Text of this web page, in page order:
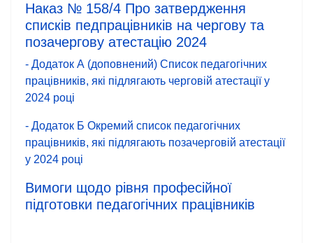
Наказ № 158/4 Про затвердження
списків педпрацівників на чергову та
позачергову атестацію 2024
- Додаток А (доповнений) Список педагогічних
працівників, які підлягають черговій атестації у
2024 році
- Додаток Б Окремий список педагогічних
працівників, які підлягають позачерговій атестації
у 2024 році
Вимоги щодо рівня професійної
підготовки педагогічних працівників